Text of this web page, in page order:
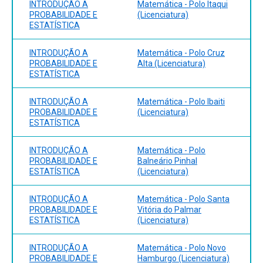
INTRODUÇÃO A
PROBABILIDADE E
ESTATÍSTICA
Matemática - Polo Itaqui
(Licenciatura)
INTRODUÇÃO A
PROBABILIDADE E
ESTATÍSTICA
Matemática - Polo Cruz
Alta (Licenciatura)
INTRODUÇÃO A
PROBABILIDADE E
ESTATÍSTICA
Matemática - Polo Ibaiti
(Licenciatura)
INTRODUÇÃO A
PROBABILIDADE E
ESTATÍSTICA
Matemática - Polo
Balneário Pinhal
(Licenciatura)
INTRODUÇÃO A
PROBABILIDADE E
ESTATÍSTICA
Matemática - Polo Santa
Vitória do Palmar
(Licenciatura)
INTRODUÇÃO A
PROBABILIDADE E
Matemática - Polo Novo
Hamburgo (Licenciatura)